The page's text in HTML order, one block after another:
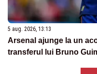
5 aug. 2026, 13:13
Arsenal ajunge la un
transferul lui Bruno